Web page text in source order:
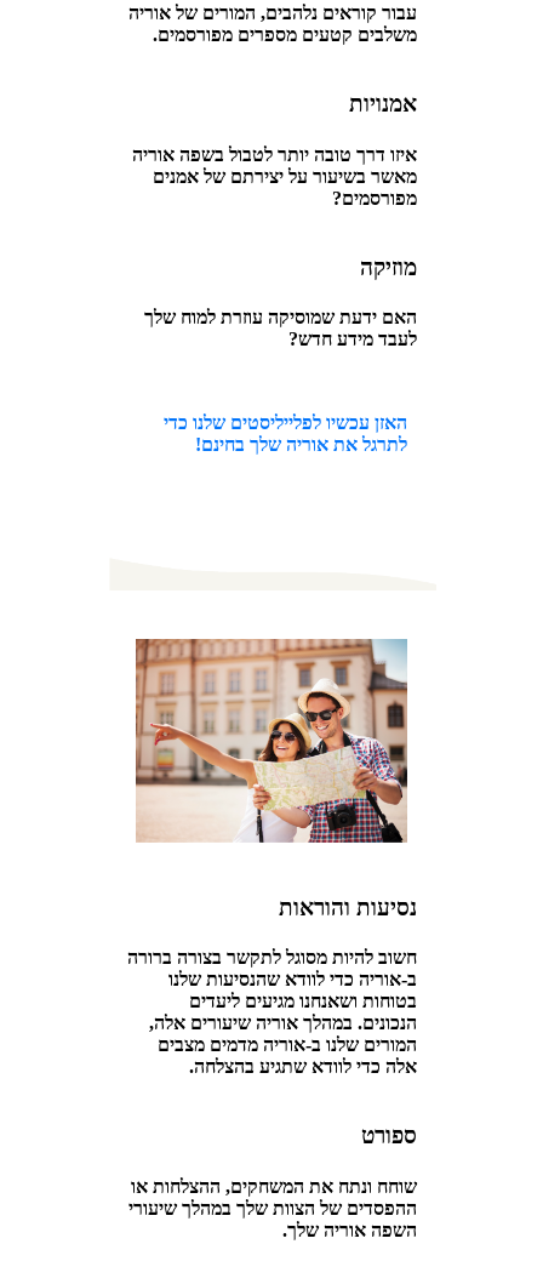
עבור קוראים נלהבים, המורים של אוריה
משלבים קטעים מספרים מפורסמים.
אמנויות
איזו דרך טובה יותר לטבול בשפה אוריה
מאשר בשיעור על יצירתם של אמנים
מפורסמים?
מוזיקה
האם ידעת שמוסיקה עוזרת למוח שלך
לעבד מידע חדש?
האזן עכשיו לפלייליסטים שלנו כדי
לתרגל את אוריה שלך בחינם!
נסיעות והוראות
חשוב להיות מסוגל לתקשר בצורה ברורה
ב-אוריה כדי לוודא שהנסיעות שלנו
בטוחות ושאנחנו מגיעים ליעדים
הנכונים. במהלך אוריה שיעורים אלה,
המורים שלנו ב-אוריה מדמים מצבים
אלה כדי לוודא שתגיע בהצלחה.
ספורט
שוחח ונתח את המשחקים, ההצלחות או
ההפסדים של הצוות שלך במהלך שיעורי
השפה אוריה שלך.